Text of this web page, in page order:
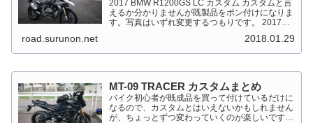
2017 BMW R1200GS LC カスタム カスタムと言
えるか分かりませんが既製品をポン付けになりま
す。写真はいずれ変更するつもりです。 2017
road.surunon.net 2018.01.29
MT-09 TRACER カスタムまとめ
バイク初心者が既成品を買って付けているだけに
なるので、カスタムとはいえないかもしれません
が、ちょっとずつ変わっていくのが楽しいです。